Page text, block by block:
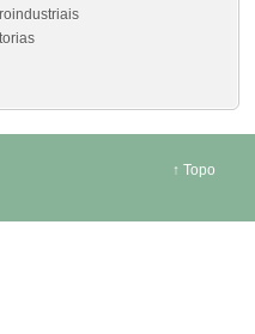
↑ Topo